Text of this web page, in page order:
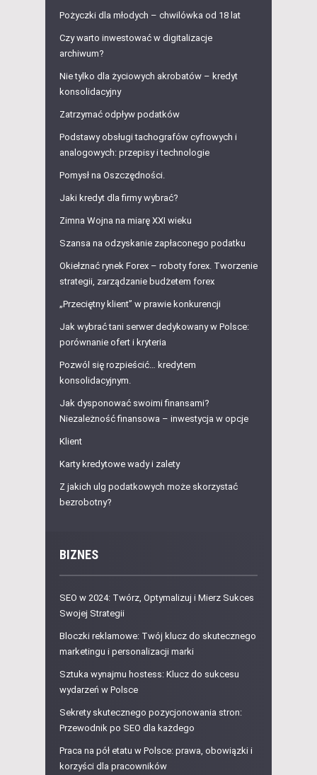
Pożyczki dla młodych – chwilówka od 18 lat
Czy warto inwestować w digitalizacje
archiwum?
Nie tylko dla życiowych akrobatów – kredyt
konsolidacyjny
Zatrzymać odpływ podatków
Podstawy obsługi tachografów cyfrowych i
analogowych: przepisy i technologie
Pomysł na Oszczędności.
Jaki kredyt dla firmy wybrać?
Zimna Wojna na miarę XXI wieku
Szansa na odzyskanie zapłaconego podatku
Okiełznać rynek Forex – roboty forex. Tworzenie
strategii, zarządzanie budżetem forex
„Przeciętny klient” w prawie konkurencji
Jak wybrać tani serwer dedykowany w Polsce:
porównanie ofert i kryteria
Pozwól się rozpieścić… kredytem
konsolidacyjnym.
Jak dysponować swoimi finansami?
Niezależność finansowa – inwestycja w opcje
Klient
Karty kredytowe wady i zalety
Z jakich ulg podatkowych może skorzystać
bezrobotny?
BIZNES
SEO w 2024: Twórz, Optymalizuj i Mierz Sukces
Swojej Strategii
Bloczki reklamowe: Twój klucz do skutecznego
marketingu i personalizacji marki
Sztuka wynajmu hostess: Klucz do sukcesu
wydarzeń w Polsce
Sekrety skutecznego pozycjonowania stron:
Przewodnik po SEO dla każdego
Praca na pół etatu w Polsce: prawa, obowiązki i
korzyści dla pracowników